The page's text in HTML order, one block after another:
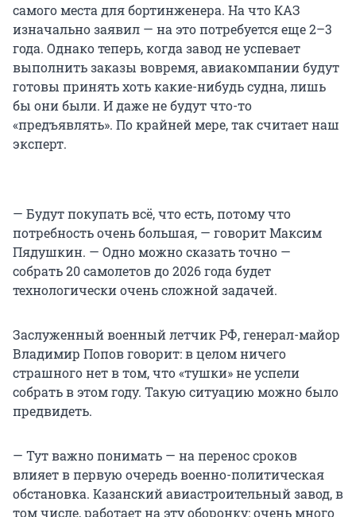
самого места для бортинженера. На что КАЗ
изначально заявил — на это потребуется еще 2–3
года. Однако теперь, когда завод не успевает
выполнить заказы вовремя, авиакомпании будут
готовы принять хоть какие-нибудь судна, лишь
бы они были. И даже не будут что-то
«предъявлять». По крайней мере, так считает наш
эксперт.
— Будут покупать всё, что есть, потому что
потребность очень большая, — говорит Максим
Пядушкин. — Одно можно сказать точно —
собрать 20 самолетов до 2026 года будет
технологически очень сложной задачей.
Заслуженный военный летчик РФ, генерал-майор
Владимир Попов говорит: в целом ничего
страшного нет в том, что «тушки» не успели
собрать в этом году. Такую ситуацию можно было
предвидеть.
— Тут важно понимать — на перенос сроков
влияет в первую очередь военно-политическая
обстановка. Казанский авиастроительный завод, в
том числе, работает на эту оборонку: очень много